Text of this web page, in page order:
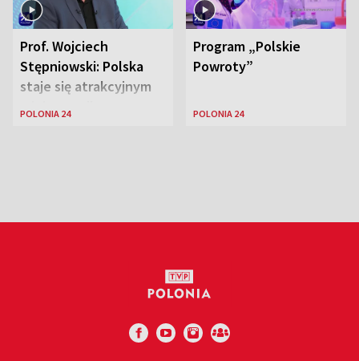
Prof. Wojciech
Stępniowski: Polska
staje się atrakcyjnym
miejscem dla
POLONIA 24
Program „Polskie
Powroty”
POLONIA 24